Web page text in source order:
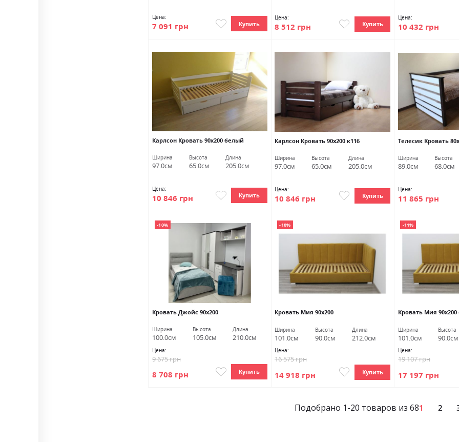
Цена:
7 091 грн Купить
Цена:
8 512 грн Купить
Цена:
10 432 грн
Карлсон Кровать 90х200 белый
Ширина
97.0см
Высота
65.0см
Длина
205.0см
Цена:
10 846 грн Купить
Карлсон Кровать 90х200 к116
Ширина
97.0см
Высота
65.0см
Длина
205.0см
Цена:
10 846 грн Купить
Телесик Кровать
Ширина
89.0см
Высота
68.0см
Цена:
11 865 грн
-10%
Кровать Джойс 90х200
Ширина
100.0см
Высота
105.0см
Длина
210.0см
Цена:
8 708 грн
9 675 грн
Купить
-10%
Кровать Мия 90х200
Ширина
101.0см
Высота
90.0см
Длина
212.0см
Цена:
14 918 грн
16 575 грн
Купить
-11%
Кровать Мия
Ширина
101.0см
Высота
90.0см
Цена:
17 197 грн
19 107 грн
Подобрано 1-20 товаров из 681 2